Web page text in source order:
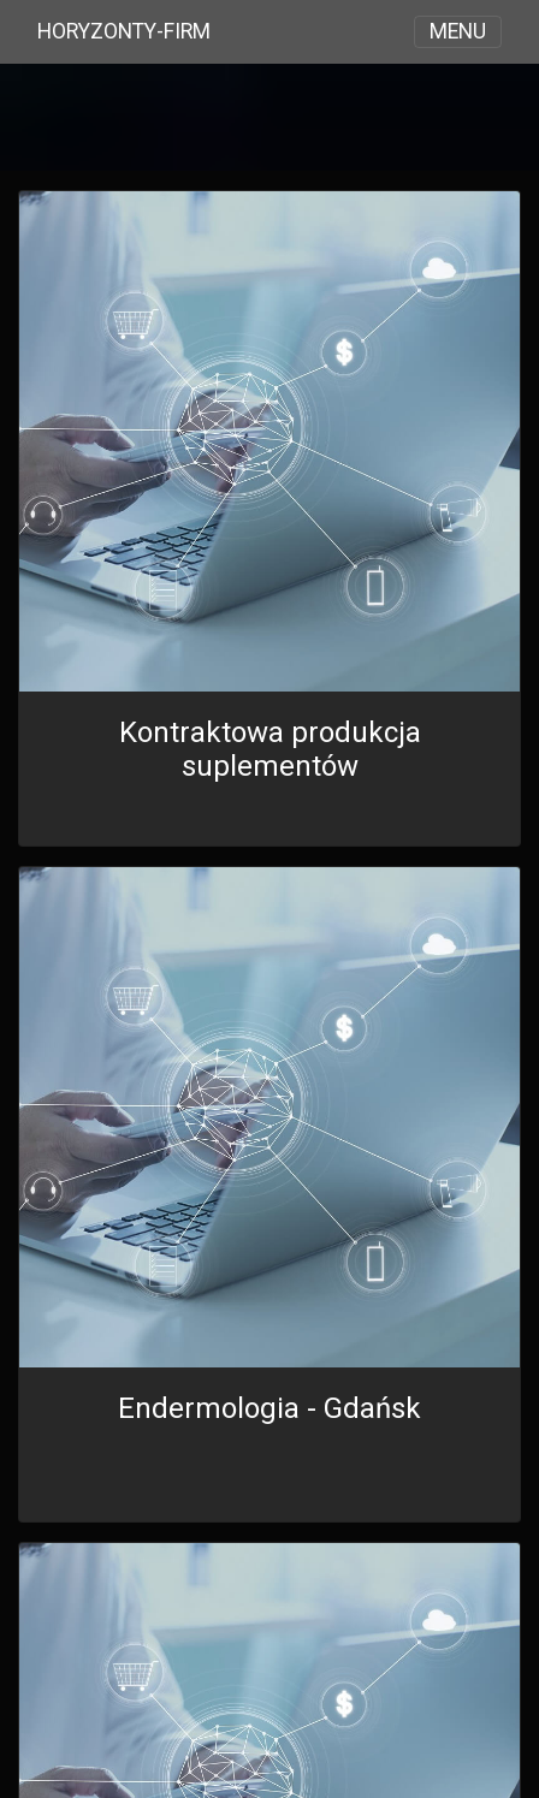
HORYZONTY-FIRM MENU
Kontraktowa produkcja
suplementów
Endermologia - Gdańsk